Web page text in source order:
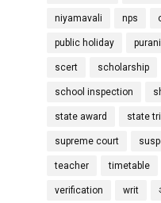
niyamavali nps
public holiday
scert scholarship
school inspection
state award state
supreme court
teacher timetable
verification writ